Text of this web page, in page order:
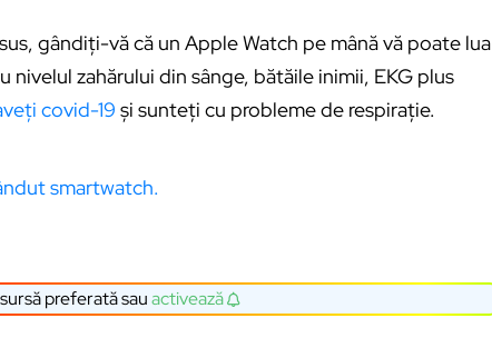
gândiți-vă că un Apple Watch pe mână vă poate lua
zahărului din sânge, bătăile inimii, EKG plus
covid-19 și sunteți cu probleme de respirație.
smartwatch.
preferată sauactivează